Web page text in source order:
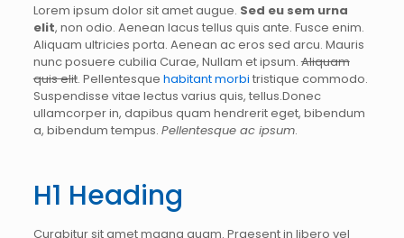
Lorem ipsum dolor sit amet augue. Sed eu sem urna
elit, non odio. Aenean lacus tellus quis ante. Fusce enim.
Aliquam ultricies porta. Aenean ac eros sed arcu. Mauris
nunc posuere cubilia Curae, Nullam et ipsum.Aliquam
quis elit. Pellentesque habitant morbi tristique commodo.
Suspendisse vitae lectus varius quis, tellus.Donec
ullamcorper in, dapibus quam hendrerit eget, bibendum
a, bibendum tempus. Pellentesque ac ipsum.
H1 Heading
Curabitur sit amet magna quam. Praesent in libero vel